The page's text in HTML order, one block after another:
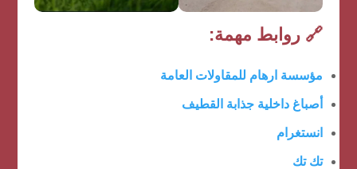
🔗 روابط مهمة:
مؤسسة ارهام للمقاولات العامة
أصباغ داخلية جذابة القطيف
انستغرام
تك تك